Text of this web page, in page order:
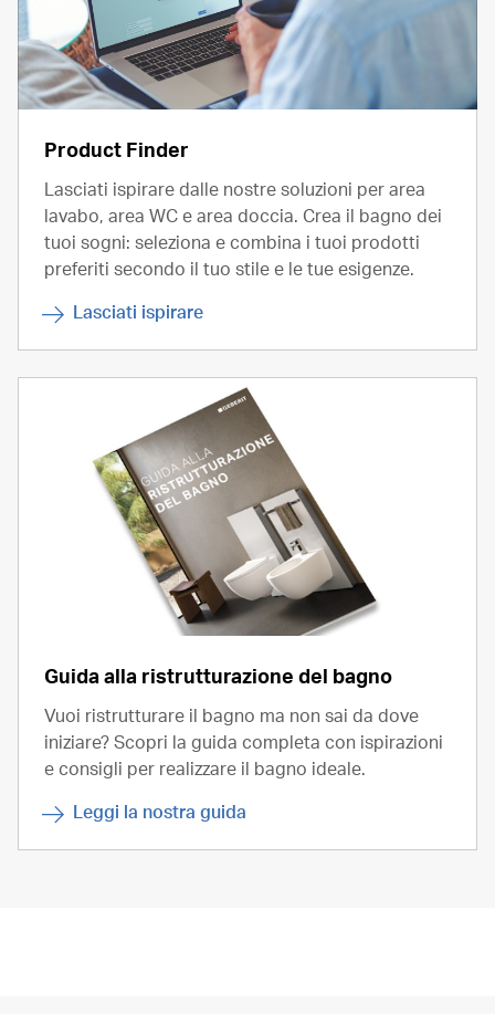
Product Finder
Lasciati ispirare dalle nostre soluzioni per area
lavabo, area WC e area doccia. Crea il bagno dei
tuoi sogni: seleziona e combina i tuoi prodotti
preferiti secondo il tuo stile e le tue esigenze.
Lasciati ispirare
Guida alla ristrutturazione del bagno
Vuoi ristrutturare il bagno ma non sai da dove
iniziare? Scopri la guida completa con ispirazioni
e consigli per realizzare il bagno ideale.
Leggi la nostra guida